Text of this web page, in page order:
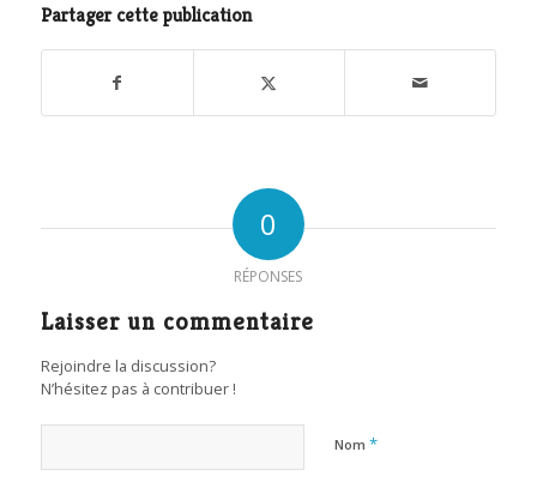
Partager cette publication
0
RÉPONSES
Laisser un commentaire
Rejoindre la discussion?
N’hésitez pas à contribuer !
Nom *